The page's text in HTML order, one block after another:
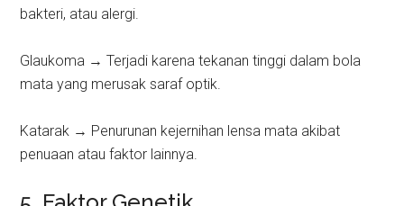
bakteri, atau alergi.
Glaukoma → Terjadi karena tekanan tinggi dalam bola
mata yang merusak saraf optik.
Katarak → Penurunan kejernihan lensa mata akibat
penuaan atau faktor lainnya.